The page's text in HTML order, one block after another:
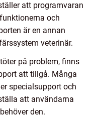
att programvaran
och
är en annan
veterinär.
på problem, finns
att tillgå. Många
specialsupport och
att användarna
den.